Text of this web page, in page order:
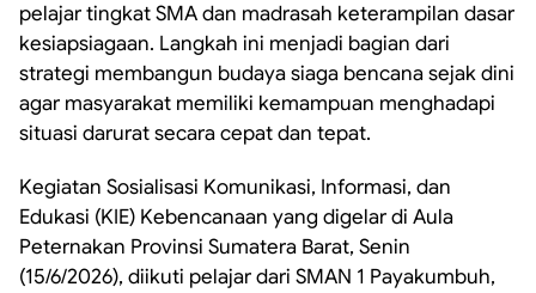
pelajar tingkat SMA dan madrasah keterampilan dasar
kesiapsiagaan. Langkah ini menjadi bagian dari
strategi membangun budaya siaga bencana sejak dini
agar masyarakat memiliki kemampuan menghadapi
situasi darurat secara cepat dan tepat.
Kegiatan Sosialisasi Komunikasi, Informasi, dan
Edukasi (KIE) Kebencanaan yang digelar di Aula
Peternakan Provinsi Sumatera Barat, Senin
(15/6/2026), diikuti pelajar dari SMAN 1 Payakumbuh,